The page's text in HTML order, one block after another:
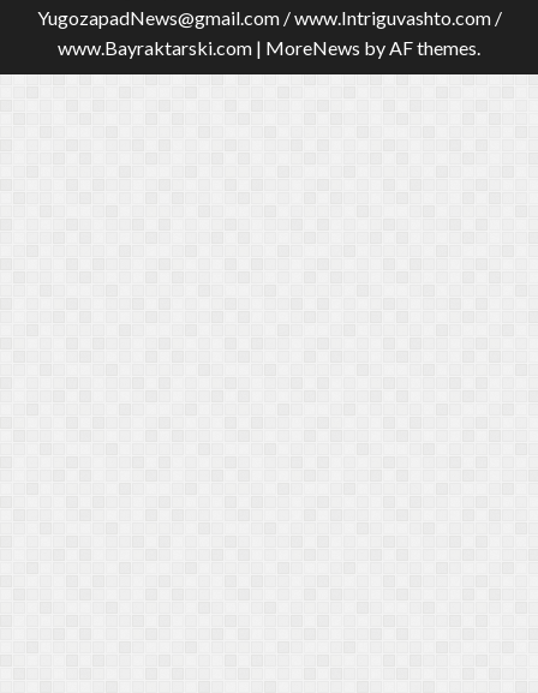
YugozapadNews@gmail.com/ www.Intriguvashto.com /
www.Bayraktarski.com | MoreNews by AF themes.